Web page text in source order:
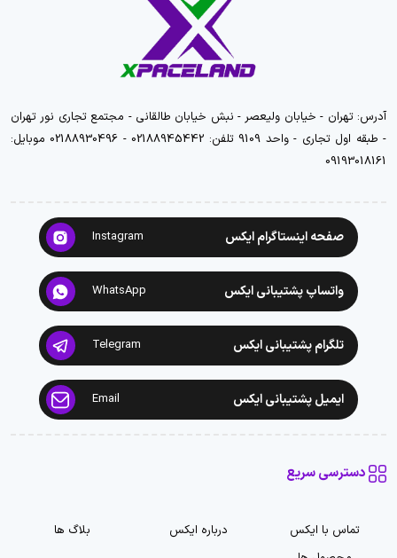
آدرس: تهران - خیابان ولیعصر - نبش خیابان طالقانی - مجتمع تجاری نور تهران
- طبقه اول تجاری - واحد 9109 تلفن: 02188945442 - 02188930496 موبایل:
09193018161
صفحه اینستاگرام ایکس Instagram
واتساپ پشتیبانی ایکس WhatsApp
تلگرام پشتیبانی ایکس Telegram
ایمیل پشتیبانی ایکس Email
دسترسی سریع
تماس با ایکس درباره ایکس
بلاگ ها